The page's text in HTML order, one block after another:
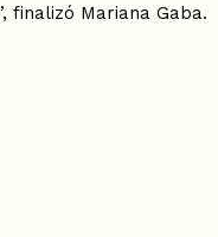
finalizó Mariana Gaba.